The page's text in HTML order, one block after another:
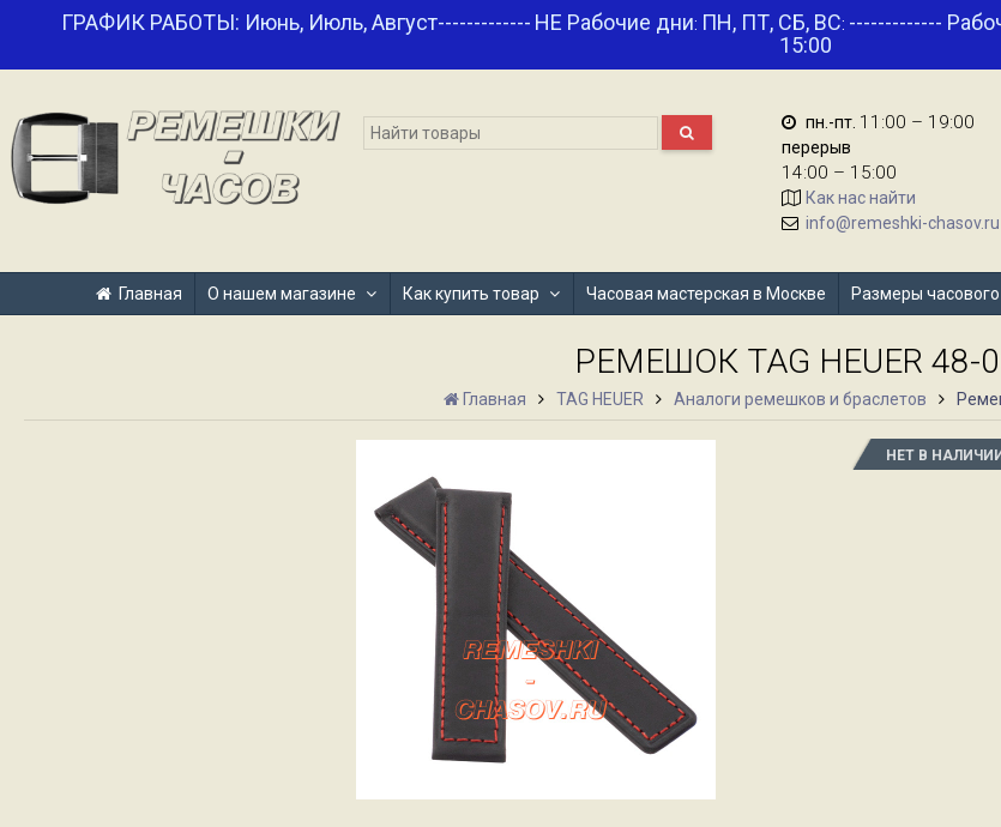
ГРАФИК РАБОТЫ: Июнь, Июль, Август------------- НЕ Рабочие дни: ПН, ПТ, СБ, ВС: -------------
15:00
пн.-пт. 11:00 – 19:00
перерыв
14:00 – 15:00
Как нас найти
info@remeshki-chasov.ru
Главная О нашем магазине Как купить товар Часовая мастерская в Москве Размеры
РЕМЕШОК TAG HEUER 48-
Главная TAG HEUER Аналоги ремешков и браслетов
НЕТ В НАЛИЧИИ